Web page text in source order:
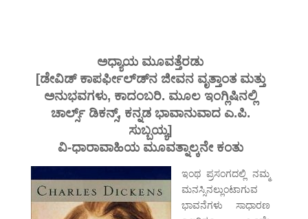
ಅಧ್ಯಾಯ ಮೂವತ್ತೆರಡು
[ಡೇವಿಡ್ ಕಾಪರ್ಫೀಲ್ಡ್‍ನ ಜೀವನ ವೃತ್ತಾಂತ ಮತ್ತು
ಅನುಭವಗಳು, ಕಾದಂಬರಿ. ಮೂಲ ಇಂಗ್ಲಿಷಿನಲ್ಲಿ
ಚಾರ್ಲ್ಸ್ ಡಿಕನ್ಸ್, ಕನ್ನಡ ಭಾವಾನುವಾದ ಎ.ಪಿ.
ಸುಬ್ಬಯ್ಯ]
ವಿ-ಧಾರಾವಾಹಿಯ ಮೂವತ್ನಾಲ್ಕನೇ ಕಂತು
ಇಂಥ ಪ್ರಸಂಗದಲ್ಲಿ ನಮ್ಮ
ಮನಸ್ಸಿನಲ್ಲುಂಟಾಗುವ
ಭಾವನೆಗಳು ಸಾಧಾರಣ